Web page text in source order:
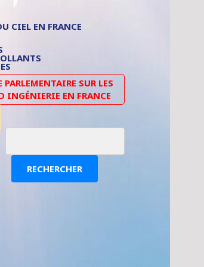
CIEL EN FRANCE
SUR LES
INGÉNIERIE EN FRANCE
RECHERCHER